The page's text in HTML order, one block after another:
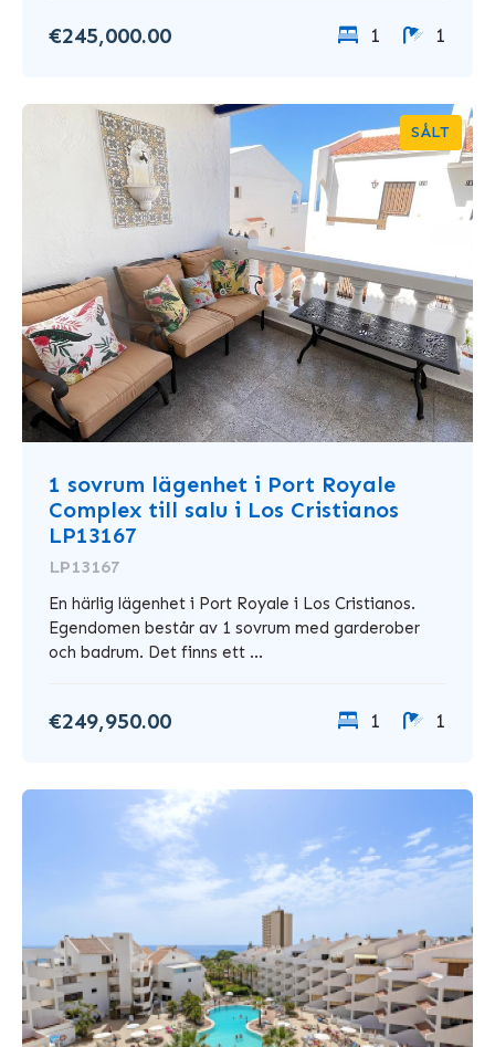
€245,000.00 1 1
SÅLT
1 sovrum lägenhet i Port Royale
Complex till salu i Los Cristianos
LP13167
LP13167
En härlig lägenhet i Port Royale i Los Cristianos.
Egendomen består av 1 sovrum med garderober
och badrum. Det finns ett ...
€249,950.00 1 1